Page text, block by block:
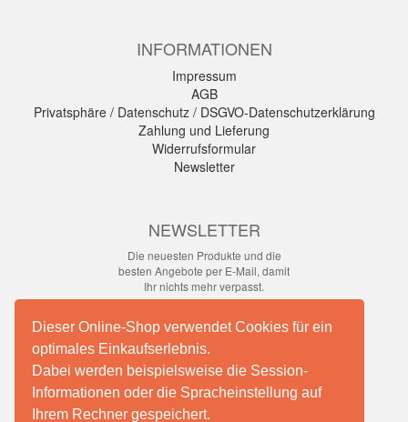
Dieser Online-Shop verwendet Cookies für ein
optimales Einkaufserlebnis.
Dabei werden beispielsweise die Session-
Informationen oder die Spracheinstellung auf
Ihrem Rechner gespeichert.
INFORMATIONEN
Impressum
AGB
Privatsphäre / Datenschutz / DSGVO-Datenschutzerklärung
Zahlung und Lieferung
Widerrufsformular
Newsletter
NEWSLETTER
Die neuesten Produkte und die
besten Angebote per E-Mail, damit
Ihr nichts mehr verpasst.
Abonnieren